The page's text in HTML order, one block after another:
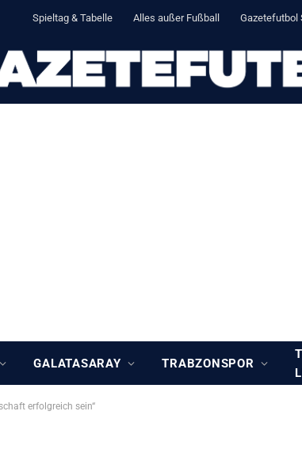
Spieltag & Tabelle Alles außer Fußball Gazetefutbol
GALATASARAY TRABZONSPOR
erfolgreich sein“